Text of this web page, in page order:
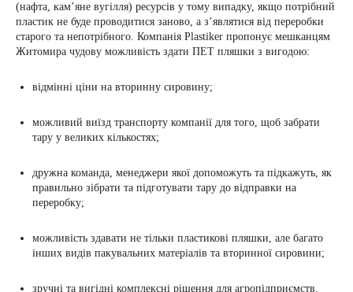
(нафта, кам’яне вугілля) ресурсів у тому випадку, якщо потрібний
пластик не буде проводитися заново, а з’являтися від переробки
старого та непотрібного. Компанія Plastiker пропонує мешканцям
Житомира чудову можливість здати ПЕТ пляшки з вигодою:
відмінні ціни на вторинну сировину;
можливий виїзд транспорту компанії для того, щоб забрати
тару у великих кількостях;
дружна команда, менеджери якої допоможуть та підкажуть, як
правильно зібрати та підготувати тару до відправки на
переробку;
можливість здавати не тільки пластикові пляшки, але багато
інших видів пакувальних матеріалів та вторинної сировини;
зручні та вигідні комплексні рішення для агропідприємств,